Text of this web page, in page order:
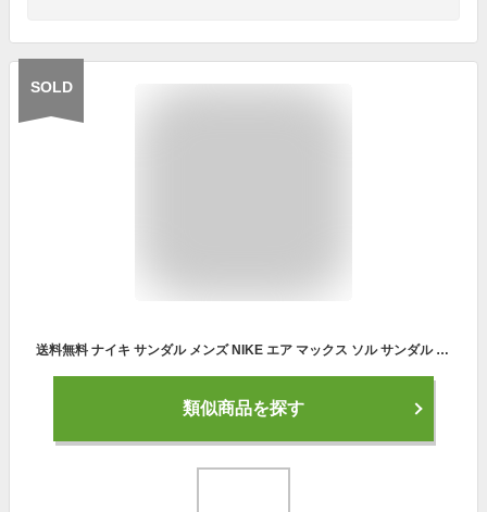
SOLD
送料無料 ナイキ サンダル メンズ NIKE エア マックス ソル サンダル アウトドア ビーチ スポサン ストラップ AIR MAX SOL SANDAL シューズ 靴 ブラック fj5446 2025夏新作
類似商品を探す